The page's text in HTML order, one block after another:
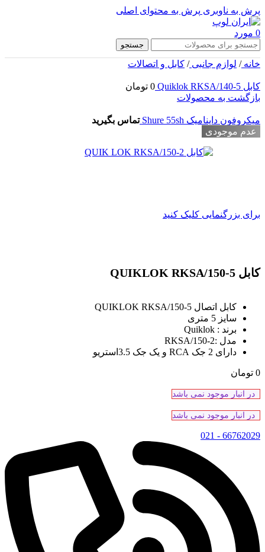
پرش به ناوبری پرش به محتوای اصلی
0 مورد
جستجو
خانه/ لوازم جانبی/ کابل و اتصالات
کابل Quiklok RKSA/140-5 0 تومان
بازگشت به محصولات
میکروفون داینامیک Shure 55sh
تماس بگیرید
عدم موجودی
برای بزرگنمایی کلیک کنید
کابل QUIKLOK RKSA/150-5
کابل اتصال QUIKLOK RKSA/150-5
سایز 5 متری
برند : Quiklok
مدل :RKSA/150-2
دارای 2 جک RCA و یک جک 3.5استریو
0 تومان
در انبار موجود نمی باشد
در انبار موجود نمی باشد
66762029 - 021